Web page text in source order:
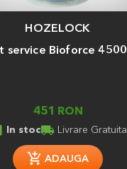
HOZELOCK
service Bioforce 4500
451 RON
In stoclocal_shipping Livrare Gratuita
ADAUGA